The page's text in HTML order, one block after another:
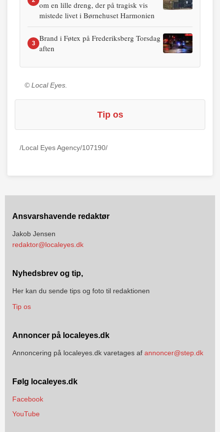
om en lille dreng, der på tragisk vis
mistede livet i Børnehuset Harmonien
3
Brand i Føtex på Frederiksberg Torsdag
aften
© Local Eyes.
Tip os
/Local Eyes Agency/107190/
Ansvarshavende redaktør
Jakob Jensen
redaktor@localeyes.dk
Nyhedsbrev og tip,
Her kan du sende tips og foto til redaktionen
Tip os
Annoncer på localeyes.dk
Annoncering på localeyes.dk varetages af annoncer@step.dk
Følg localeyes.dk
Facebook
YouTube